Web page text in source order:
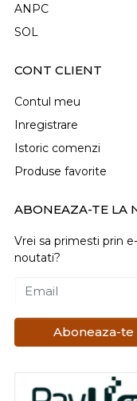
ANPC
SOL
CONT CLIENT
Contul meu
Inregistrare
Istoric comenzi
Produse favorite
ABONEAZA-TE LA
Vrei sa primesti prin
noutati?
Email
Aboneaza-te